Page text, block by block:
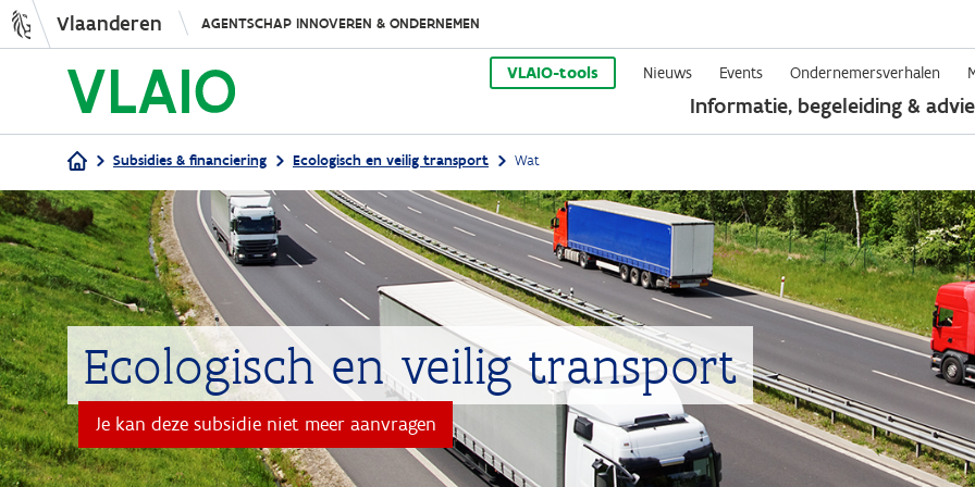
Overslaan
en
naar
de
gaan
Vlaanderen AGENTSCHAP INNOVEREN & ONDERNEMEN
VLAIO-tools Nieuws Events Ondernemersverhalen
Informatie, begeleiding &
Kruimelpad
Subsidies & financiering Ecologisch en veilig transport Wat
Ecologisch en veilig transport
Je kan deze subsidie niet meer aanvragen